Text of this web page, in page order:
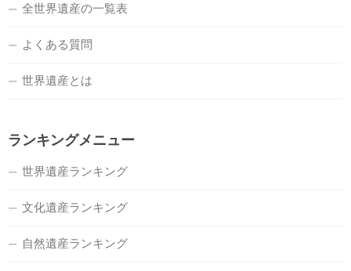
全世界遺産の一覧表
よくある質問
世界遺産とは
ランキングメニュー
世界遺産ランキング
文化遺産ランキング
自然遺産ランキング